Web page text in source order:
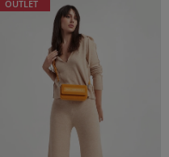
OUTLET